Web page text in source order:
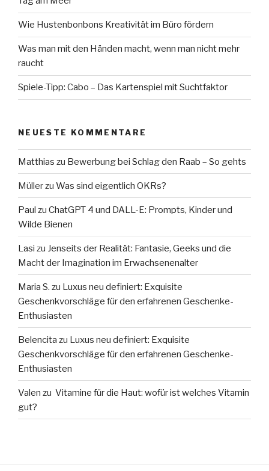
Wie Hustenbonbons Kreativität im Büro fördern
Was man mit den Händen macht, wenn man nicht mehr
raucht
Spiele-Tipp: Cabo – Das Kartenspiel mit Suchtfaktor
NEUESTE KOMMENTARE
Matthias zu Bewerbung bei Schlag den Raab – So gehts
Müllerzu Was sind eigentlich OKRs?
Paul zu ChatGPT 4 und DALL-E: Prompts, Kinder und
Wilde Bienen
Lasi zu Jenseits der Realität: Fantasie, Geeks und die
Macht der Imagination im Erwachsenenalter
Maria S. zu Luxus neu definiert: Exquisite
Geschenkvorschläge für den erfahrenen Geschenke-
Enthusiasten
Belencita zu Luxus neu definiert: Exquisite
Geschenkvorschläge für den erfahrenen Geschenke-
Enthusiasten
Valen zu Vitamine für die Haut: wofür ist welches Vitamin
gut?